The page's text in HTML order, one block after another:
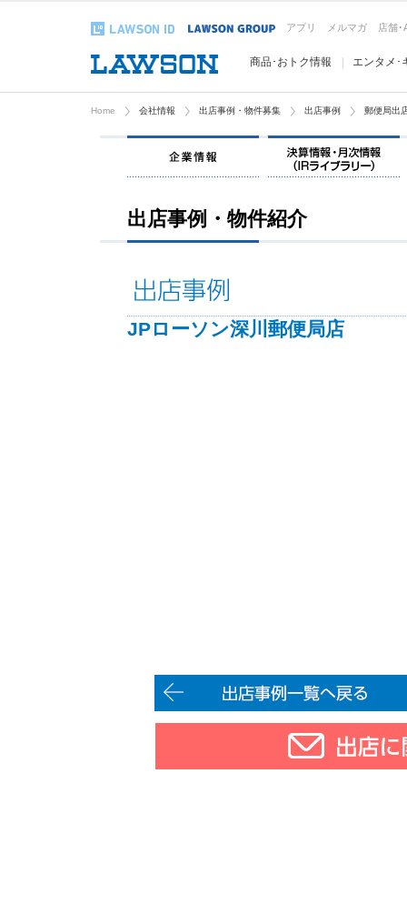
アプリ メルマガ 店舗･
商品･おトク情報 エンタメ･
Home 会社情報 出店事例・物件募集 出店事例 郵便局出
企業情報
出店事例・物件紹介
JPローソン深川郵便局店